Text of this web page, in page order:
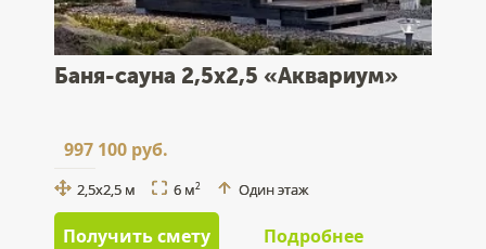
Баня-сауна 2,5x2,5 «Аквариум»
997 100 руб.
2,5x2,5 м 6 м2 Один этаж
Получить смету Подробнее